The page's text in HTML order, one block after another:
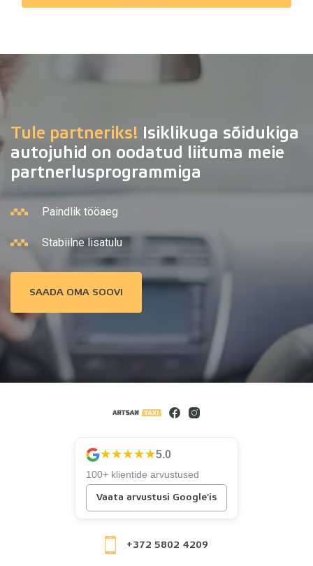
Tule partneriks! Isiklikuga sõidukiga
autojuhid on oodatud liituma meie
partnerlusprogrammiga
Paindlik tööaeg
Stabiilne lisatulu
SAADA OMA SOOVI
★★★★★5.0
100+ klientide arvustused
Vaata arvustusi Google'is
+372 5802 4209